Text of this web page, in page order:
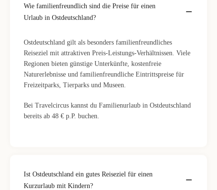
Wie familienfreundlich sind die Preise für einen
Urlaub in Ostdeutschland?
Ostdeutschland gilt als besonders familienfreundliches
Reiseziel mit attraktiven Preis-Leistungs-Verhältnissen. Viele
Regionen bieten günstige Unterkünfte, kostenfreie
Naturerlebnisse und familienfreundliche Eintrittspreise für
Freizeitparks, Tierparks und Museen.
Bei Travelcircus kannst du Familienurlaub in Ostdeutschland
bereits ab 48 € p.P. buchen.
Ist Ostdeutschland ein gutes Reiseziel für einen
Kurzurlaub mit Kindern?